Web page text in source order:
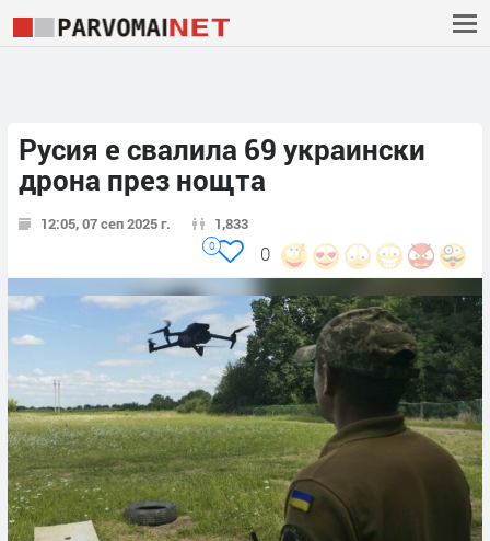
Русия е свалила 69 украински
дрона през нощта
12:05, 07 сеп 2025 г. 1,833
0
0